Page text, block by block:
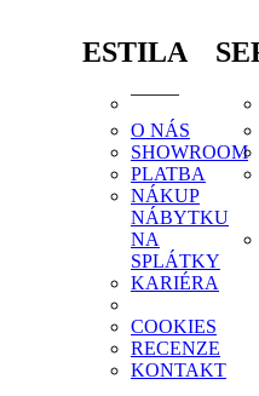
ESTILA
O NÁS
SHOWROOM
PLATBA
NÁKUP
NÁBYTKU
NA
SPLÁTKY
KARIÉRA
COOKIES
RECENZE
KONTAKT